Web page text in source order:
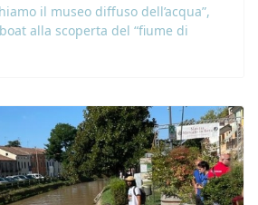
il museo diffuso dell’acqua”,
alla scoperta del “fiume di